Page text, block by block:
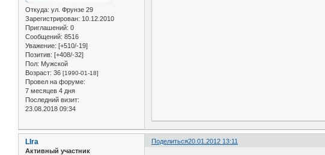
Откуда: ул. Фрунзе 29
Зарегистрирован: 10.12.2010
Приглашений: 0
Сообщений: 8516
Уважение: [+510/-19]
Позитив: [+408/-32]
Пол: Мужской
Возраст: 36 [1990-01-18]
Провел на форуме:
7 месяцев 4 дня
Последний визит:
23.08.2018 09:34
Поделиться20.01.2012 13:11
LIra
Активный участник